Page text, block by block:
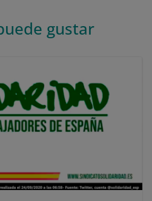
gustar